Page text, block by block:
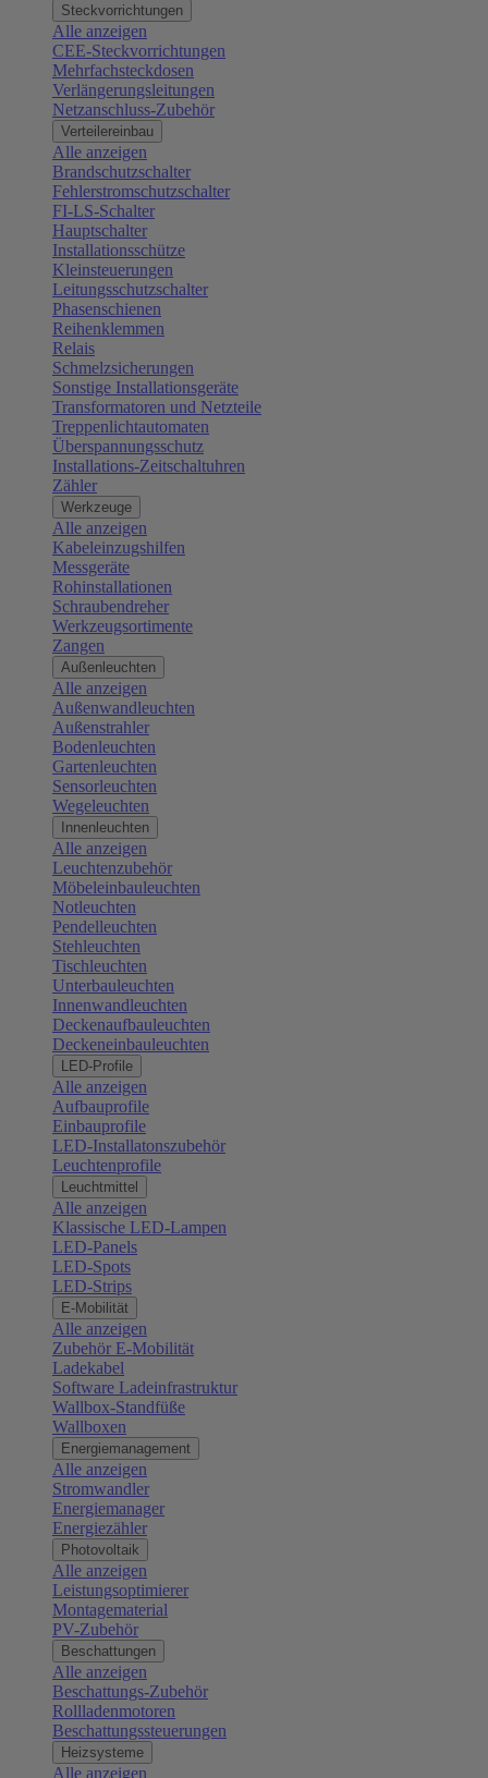
Steckvorrichtungen
Alle anzeigen
CEE-Steckvorrichtungen
Mehrfachsteckdosen
Verlängerungsleitungen
Netzanschluss-Zubehör
Verteilereinbau
Alle anzeigen
Brandschutzschalter
Fehlerstromschutzschalter
FI-LS-Schalter
Hauptschalter
Installationsschütze
Kleinsteuerungen
Leitungsschutzschalter
Phasenschienen
Reihenklemmen
Relais
Schmelzsicherungen
Sonstige Installationsgeräte
Transformatoren und Netzteile
Treppenlichtautomaten
Überspannungsschutz
Installations-Zeitschaltuhren
Zähler
Werkzeuge
Alle anzeigen
Kabeleinzugshilfen
Messgeräte
Rohinstallationen
Schraubendreher
Werkzeugsortimente
Zangen
Außenleuchten
Alle anzeigen
Außenwandleuchten
Außenstrahler
Bodenleuchten
Gartenleuchten
Sensorleuchten
Wegeleuchten
Innenleuchten
Alle anzeigen
Leuchtenzubehör
Möbeleinbauleuchten
Notleuchten
Pendelleuchten
Stehleuchten
Tischleuchten
Unterbauleuchten
Innenwandleuchten
Deckenaufbauleuchten
Deckeneinbauleuchten
LED-Profile
Alle anzeigen
Aufbauprofile
Einbauprofile
LED-Installatonszubehör
Leuchtenprofile
Leuchtmittel
Alle anzeigen
Klassische LED-Lampen
LED-Panels
LED-Spots
LED-Strips
E-Mobilität
Alle anzeigen
Zubehör E-Mobilität
Ladekabel
Software Ladeinfrastruktur
Wallbox-Standfüße
Wallboxen
Energiemanagement
Alle anzeigen
Stromwandler
Energiemanager
Energiezähler
Photovoltaik
Alle anzeigen
Leistungsoptimierer
Montagematerial
PV-Zubehör
Beschattungen
Alle anzeigen
Beschattungs-Zubehör
Rollladenmotoren
Beschattungssteuerungen
Heizsysteme
Alle anzeigen